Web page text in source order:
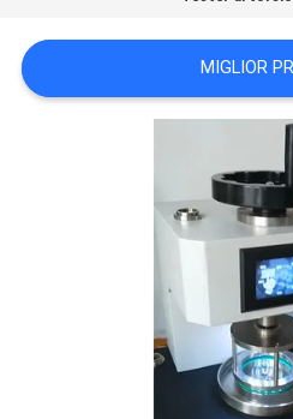
CITAZIONE
MIGLIOR